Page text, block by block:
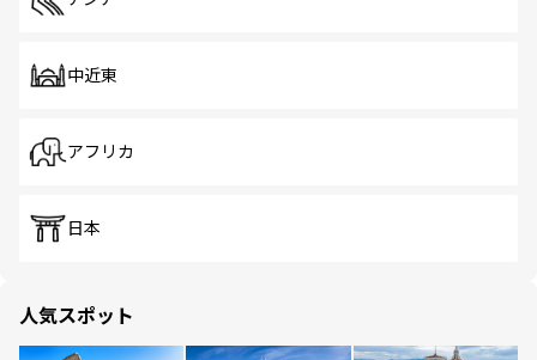
中近東
アフリカ
日本
人気スポット